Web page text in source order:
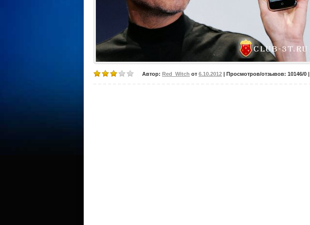
Автор: Red_Witch от 6.10.2012 | Просмотров/отзывов: 10146/0 |